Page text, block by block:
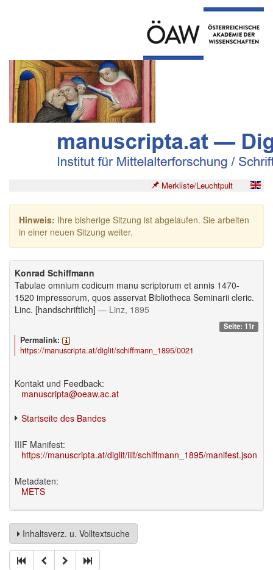
Merkliste/Leuchtpult
Hinweis: Ihre bisherige Sitzung ist abgelaufen. Sie arbeiten
in einer neuen Sitzung weiter.
Konrad Schiffmann
Tabulae omnium codicum manu scriptorum et annis 1470-
1520 impressorum, quos asservat Bibliotheca Seminarii cleric.
Linc. [handschriftlich] — Linz, 1895
Seite: 11r
Permalink:
https://manuscripta.at/diglit/schiffmann_1895/0021
Kontakt und Feedback:
manuscripta@oeaw.ac.at
Startseite des Bandes
IIIF Manifest:
https://manuscripta.at/diglit/iiif/schiffmann_1895/manifest.json
Metadaten:
METS
Inhaltsverz. u. Volltextsuche